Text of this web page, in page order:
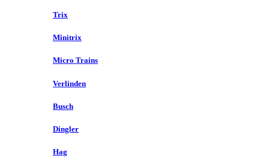
Trix
Minitrix
Micro Trains
Verlinden
Busch
Dingler
Hag